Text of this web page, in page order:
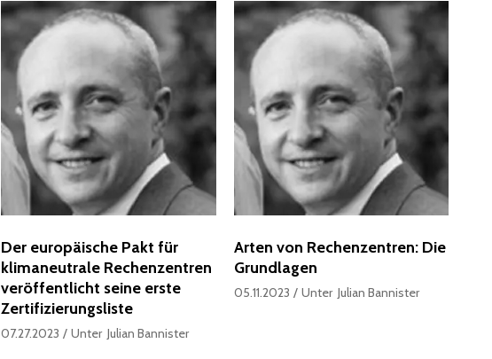
Der europäische Pakt für
klimaneutrale Rechenzentren
veröffentlicht seine erste
Zertifizierungsliste
07.27.2023 Unter Julian Bannister
Arten von Rechenzentren: Die
Grundlagen
05.11.2023 Unter Julian Bannister